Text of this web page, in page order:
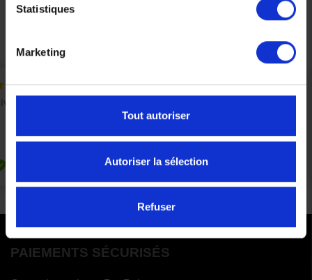
Statistiques
Marketing
Tout autoriser
Autoriser la sélection
Refuser
PAIEMENTS SÉCURISÉS